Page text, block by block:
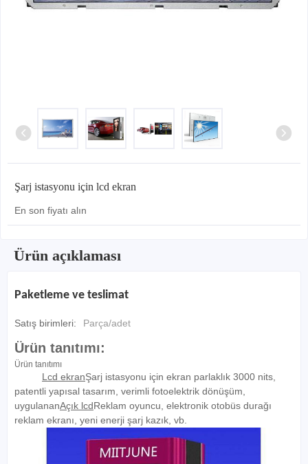
Şarj istasyonu için lcd ekran
En son fiyatı alın
Ürün açıklaması
Paketleme ve teslimat
Satış birimleri: Parça/adet
Ürün tanıtımı:
Ürün tanıtımı
Lcd ekranŞarj istasyonu için ekran parlaklık 3000 nits,
patentli yapısal tasarım, verimli fotoelektrik dönüşüm,
uygulananAçık lcdReklam oyuncu, elektronik otobüs durağı
reklam ekranı, yeni enerji şarj kazık, vb.